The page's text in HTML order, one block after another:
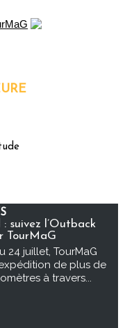
suivez l’Outback
TourMaG
24 juillet, TourMaG
de plus de
à travers...